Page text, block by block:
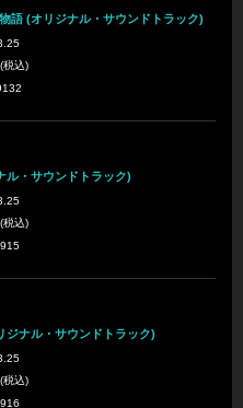
語 (オリジナル・サウンドトラック)
税込)
ル・サウンドトラック)
税込)
ナル・サウンドトラック)
税込)